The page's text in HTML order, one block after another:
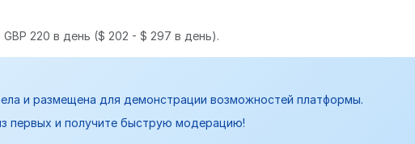
220 в день ($ 202 - $ 297 в день).
и размещена для демонстрации возможностей платформы.
первых и получите быструю модерацию!